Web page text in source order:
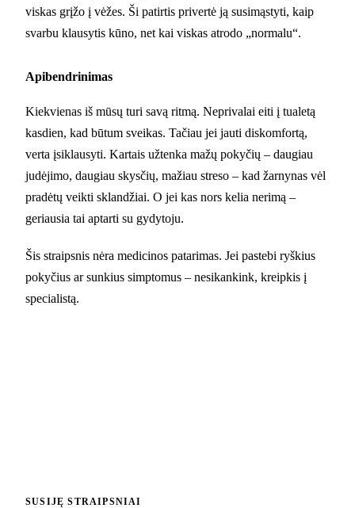
viskas grįžo į vėžes. Ši patirtis privertė ją susimąstyti, kaip
svarbu klausytis kūno, net kai viskas atrodo „normalu“.
Apibendrinimas
Kiekvienas iš mūsų turi savą ritmą. Neprivalai eiti į tualetą
kasdien, kad būtum sveikas. Tačiau jei jauti diskomfortą,
verta įsiklausyti. Kartais užtenka mažų pokyčių – daugiau
judėjimo, daugiau skysčių, mažiau streso – kad žarnynas vėl
pradėtų veikti sklandžiai. O jei kas nors kelia nerimą –
geriausia tai aptarti su gydytoju.
Šis straipsnis nėra medicinos patarimas. Jei pastebi ryškius
pokyčius ar sunkius simptomus – nesikankink, kreipkis į
specialistą.
SUSIJĘ STRAIPSNIAI